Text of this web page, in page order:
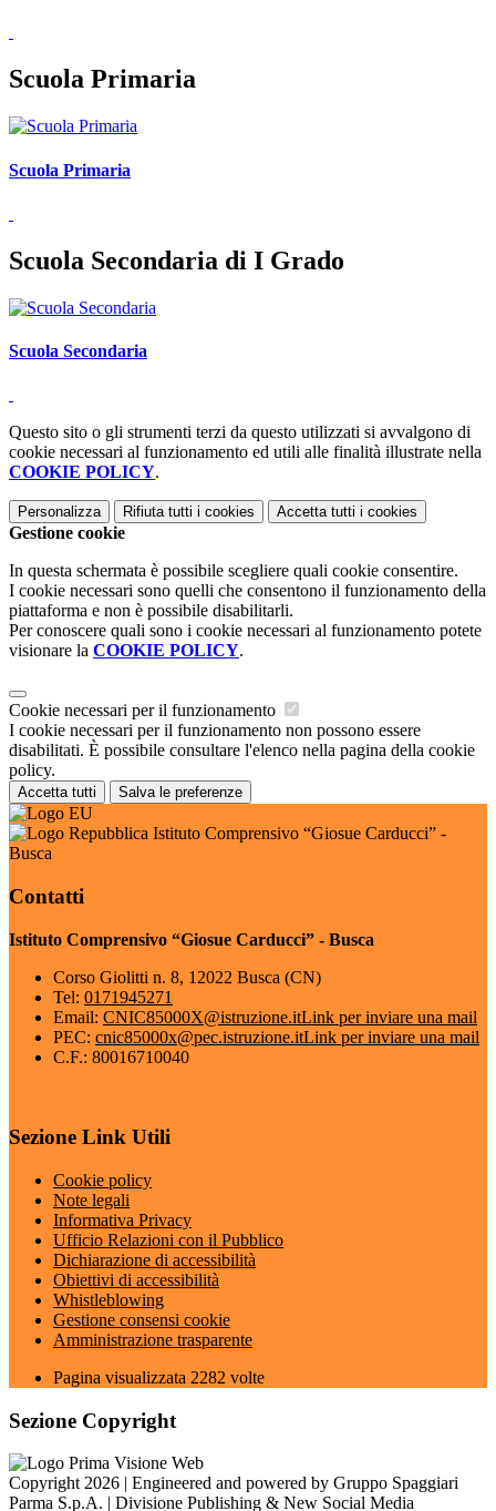
Scuola Primaria
Scuola Primaria
Scuola Secondaria di I Grado
Scuola Secondaria
Questo sito o gli strumenti terzi da questo utilizzati si avvalgono di
cookie necessari al funzionamento ed utili alle finalità illustrate nella
COOKIE POLICY.
Personalizza Rifiuta tutti i cookies Accetta tutti i cookies
Gestione cookie
In questa schermata è possibile scegliere quali cookie consentire.
I cookie necessari sono quelli che consentono il funzionamento della
piattaforma e non è possibile disabilitarli.
Per conoscere quali sono i cookie necessari al funzionamento potete
visionare la COOKIE POLICY.
Cookie necessari per il funzionamento
I cookie necessari per il funzionamento non possono essere
disabilitati. È possibile consultare l'elenco nella pagina della cookie
policy.
Accetta tutti Salva le preferenze
Istituto Comprensivo “Giosue Carducci” -
Busca
Contatti
Istituto Comprensivo “Giosue Carducci” - Busca
Corso Giolitti n. 8, 12022 Busca (CN)
Tel: 0171945271
Email: CNIC85000X@istruzione.itLink per inviare una mail
PEC: cnic85000x@pec.istruzione.itLink per inviare una mail
C.F.: 80016710040
Sezione Link Utili
Cookie policy
Note legali
Informativa Privacy
Ufficio Relazioni con il Pubblico
Dichiarazione di accessibilità
Obiettivi di accessibilità
Whistleblowing
Gestione consensi cookie
Amministrazione trasparente
Pagina visualizzata 2282 volte
Sezione Copyright
Copyright 2026 | Engineered and powered by Gruppo Spaggiari
Parma S.p.A. | Divisione Publishing & New Social Media